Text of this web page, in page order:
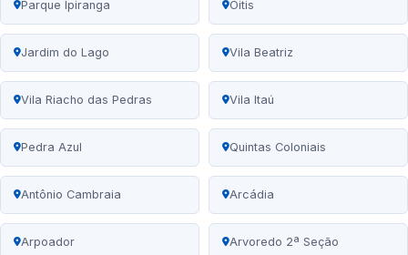
Parque Ipiranga Oitis
Jardim do Lago Vila Beatriz
Vila Riacho das Pedras Vila Itaú
Pedra Azul Quintas Coloniais
Antônio Cambraia Arcádia
Arpoador Arvoredo 2ª Seção